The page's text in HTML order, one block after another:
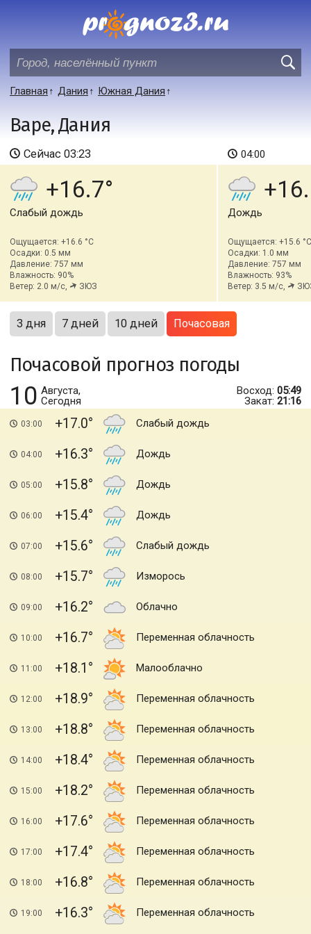
Главная Дания Южная Дания
Варе, Дания
Сейчас 03:23
+16.7
Слабый дождь
Ощущается: +16.6 °C
Осадки: 0.5 мм
Давление: 757 мм
Влажность: 90%
Ветер: 2.0 м/с,
ЗЮЗ
04:00
Дождь
Ощущается: +15.6 °C
Осадки: 1.0 мм
Давление: 757 мм
Влажность: 93%
Ветер: 3.5 м/с,
3 дня 7 дней 10 дней Почасовая
Почасовой прогноз погоды
10 Августа,
Сегодня
Восход: 05:49
Закат: 21:16
03:00 +17.0 Слабый дождь
04:00 +16.3 Дождь
05:00 +15.8 Дождь
06:00 +15.4 Дождь
07:00 +15.6 Слабый дождь
08:00 +15.7 Изморось
09:00 +16.2 Облачно
10:00 +16.7 Переменная облачность
11:00 +18.1 Малооблачно
12:00 +18.9 Переменная облачность
13:00 +18.8 Переменная облачность
14:00 +18.4 Переменная облачность
15:00 +18.2 Переменная облачность
16:00 +17.6 Переменная облачность
17:00 +17.4 Переменная облачность
18:00 +16.8 Переменная облачность
19:00 +16.3 Переменная облачность